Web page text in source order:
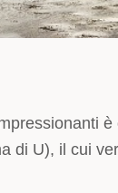
di U), il cui